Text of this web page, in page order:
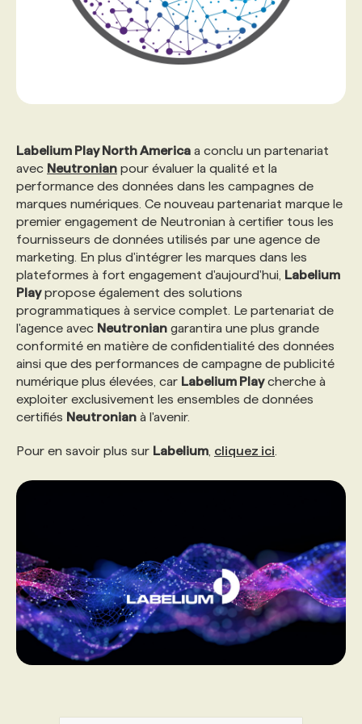
Labelium Play North America a conclu un partenariat
avec Neutronian pour évaluer la qualité et la
performance des données dans les campagnes de
marques numériques. Ce nouveau partenariat marque le
premier engagement de Neutronian à certifier tous les
fournisseurs de données utilisés par une agence de
marketing. En plus d'intégrer les marques dans les
plateformes à fort engagement d'aujourd'hui, Labelium
Playpropose également des solutions
programmatiques à service complet. Le partenariat de
l'agence avec Neutronian garantira une plus grande
conformité en matière de confidentialité des données
ainsi que des performances de campagne de publicité
numérique plus élevées, car Labelium Playcherche à
exploiter exclusivement les ensembles de données
certifiés Neutronian à l'avenir.
Pour en savoir plus sur Labelium cliquez ici